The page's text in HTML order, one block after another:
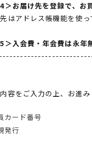
＞お届け先を登録で、お
はアドレス帳機能を使
＞入会費・年会費は永年
容をご入力の上、お進み
カード番号
発行